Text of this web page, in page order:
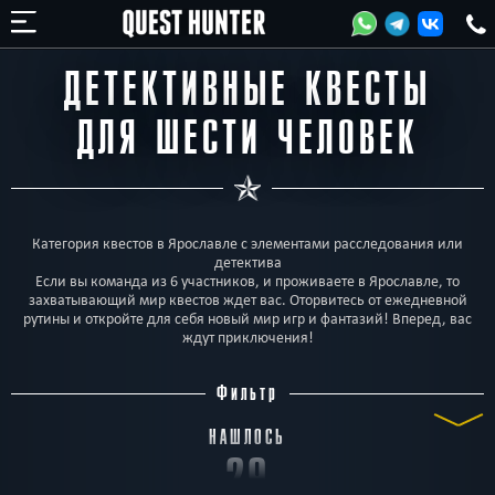
ДЕТЕКТИВНЫЕ КВЕСТЫ
ДЛЯ ШЕСТИ ЧЕЛОВЕК
Категория квестов в Ярославле с элементами расследования или
детектива
Если вы команда из 6 участников, и проживаете в Ярославле, то
захватывающий мир квестов ждет вас. Оторвитесь от ежедневной
рутины и откройте для себя новый мир игр и фантазий! Вперед, вас
ждут приключения!
Фильтр
НАШЛОСЬ
29